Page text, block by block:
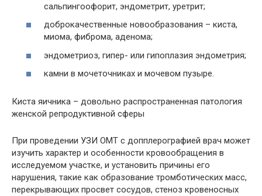
сальпингоофорит, эндометрит, уретрит;
доброкачественные новообразования – киста,
миома, фиброма, аденома;
эндометриоз, гипер- или гипоплазия эндометрия;
камни в мочеточниках и мочевом пузыре.
Киста яичника – довольно распространенная патология
женской репродуктивной сферы
При проведении УЗИ ОМТ с допплерографией врач может
изучить характер и особенности кровообращения в
исследуемом участке, и установить причины его
нарушения, такие как образование тромботических масс,
перекрывающих просвет сосудов, стеноз кровеносных